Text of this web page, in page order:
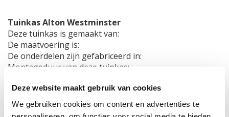
Deze website maakt gebruik van cookies
We gebruiken cookies om content en advertenties te
Tuinkas Alton Westminster
Deze tuinkas is gemaakt van:
De maatvoering is:
De onderdelen zijn gefabriceerd in:
Montageduur van deze tuinkas: